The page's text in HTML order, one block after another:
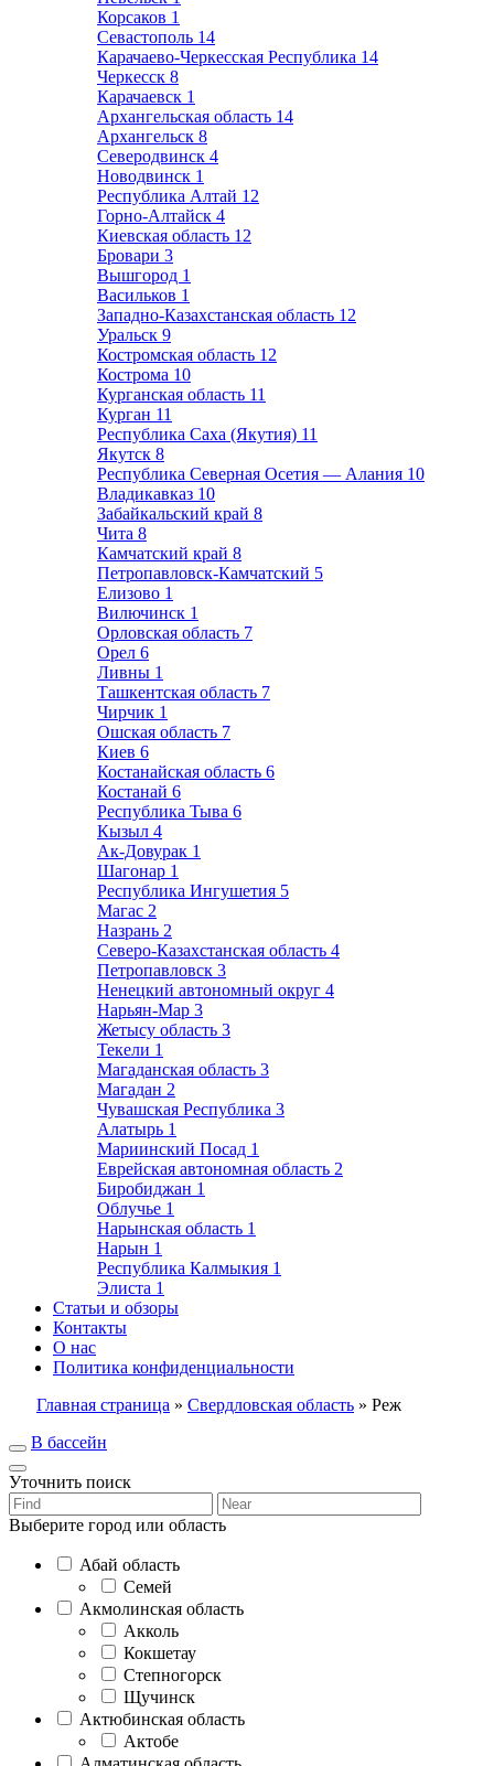
Корсаков 1
Севастополь 14
Карачаево-Черкесская Республика 14
Черкесск 8
Карачаевск 1
Архангельская область 14
Архангельск 8
Северодвинск 4
Новодвинск 1
Республика Алтай 12
Горно-Алтайск 4
Киевская область 12
Бровари 3
Вышгород 1
Васильков 1
Западно-Казахстанская область 12
Уральск 9
Костромская область 12
Кострома 10
Курганская область 11
Курган 11
Республика Саха (Якутия) 11
Якутск 8
Республика Северная Осетия — Алания 10
Владикавказ 10
Забайкальский край 8
Чита 8
Камчатский край 8
Петропавловск-Камчатский 5
Елизово 1
Вилючинск 1
Орловская область 7
Орел 6
Ливны 1
Ташкентская область 7
Чирчик 1
Ошская область 7
Киев 6
Костанайская область 6
Костанай 6
Республика Тыва 6
Кызыл 4
Ак-Довурак 1
Шагонар 1
Республика Ингушетия 5
Магас 2
Назрань 2
Северо-Казахстанская область 4
Петропавловск 3
Ненецкий автономный округ 4
Нарьян-Мар 3
Жетысу область 3
Текели 1
Магаданская область 3
Магадан 2
Чувашская Республика 3
Алатырь 1
Мариинский Посад 1
Еврейская автономная область 2
Биробиджан 1
Облучье 1
Нарынская область 1
Нарын 1
Республика Калмыкия 1
Элиста 1
Статьи и обзоры
Контакты
О нас
Политика конфиденциальности
Главная страница » Свердловская область » Реж
В бассейн
Уточнить поиск
Выберите город или область
Абай область
Семей
Акмолинская область
Акколь
Кокшетау
Степногорск
Щучинск
Актюбинская область
Актобе